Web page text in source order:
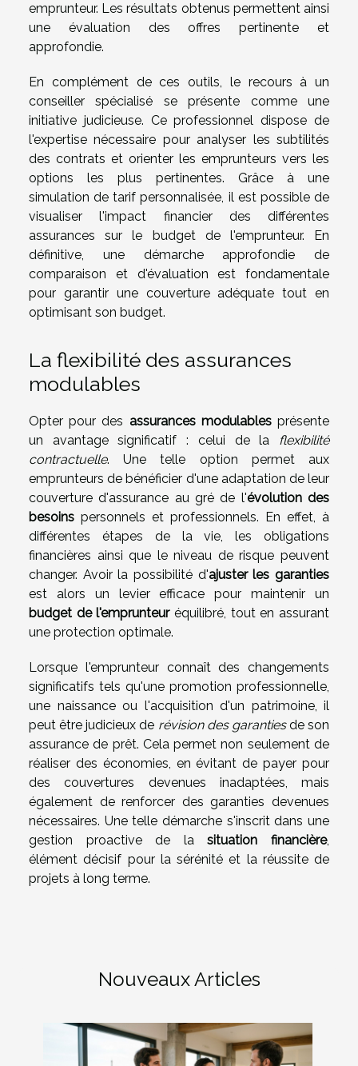
emprunteur. Les résultats obtenus permettent ainsi
une évaluation des offres pertinente et
approfondie.
En complément de ces outils, le recours à un
conseiller spécialisé se présente comme une
initiative judicieuse. Ce professionnel dispose de
l'expertise nécessaire pour analyser les subtilités
des contrats et orienter les emprunteurs vers les
options les plus pertinentes. Grâce à une
simulation de tarif personnalisée, il est possible de
visualiser l'impact financier des différentes
assurances sur le budget de l'emprunteur. En
définitive, une démarche approfondie de
comparaison et d'évaluation est fondamentale
pour garantir une couverture adéquate tout en
optimisant son budget.
La flexibilité des assurances
modulables
Opter pour des assurances modulablesprésente
un avantage significatif : celui de la
flexibilité
contractuelle. Une telle option permet aux
emprunteurs de bénéficier d'une adaptation de leur
couverture d'assurance au gré de l'évolution des
besoins personnels et professionnels. En effet, à
différentes étapes de la vie, les obligations
financières ainsi que le niveau de risque peuvent
changer. Avoir la possibilité d'ajuster les garanties
est alors un levier efficace pour maintenir un
budget de l'emprunteuréquilibré, tout en assurant
une protection optimale.
Lorsque l'emprunteur connaît des changements
significatifs tels qu'une promotion professionnelle,
une naissance ou l'acquisition d'un patrimoine, il
peut être judicieux de révision des garantiesde son
assurance de prêt. Cela permet non seulement de
réaliser des économies, en évitant de payer pour
des couvertures devenues inadaptées, mais
également de renforcer des garanties devenues
nécessaires. Une telle démarche s'inscrit dans une
gestion proactive de lasituation financière,
élément décisif pour la sérénité et la réussite de
projets à long terme.
Nouveaux Articles